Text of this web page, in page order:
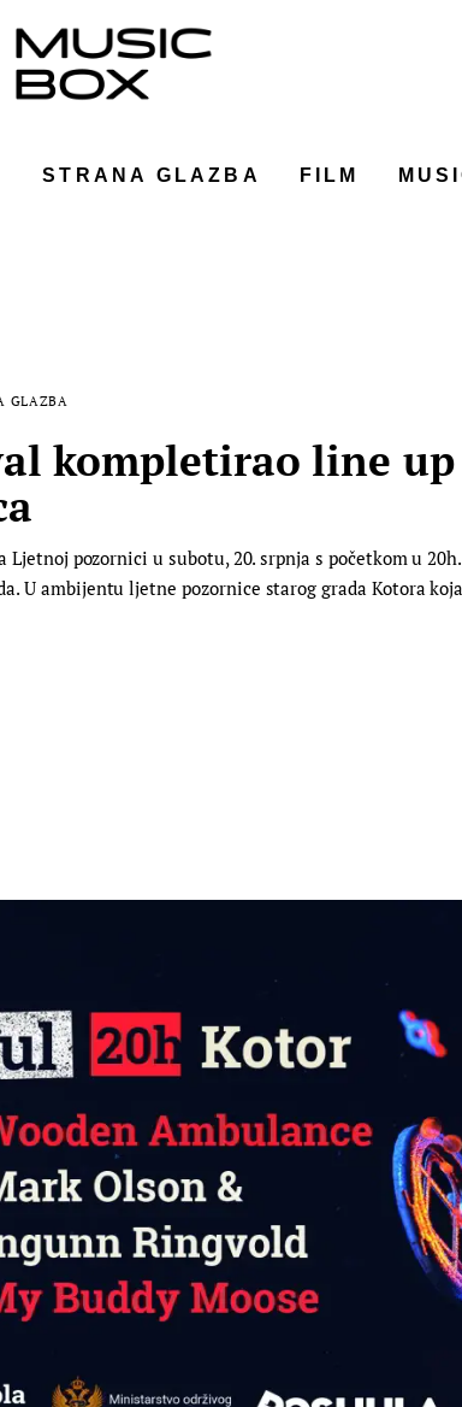
STRANA GLAZBA FILM
GLAZBA
kompletirao line
Ljetnoj pozornici u subotu, 20. srpnja s početkom u
U ambijentu ljetne pozornice starog grada Kotora